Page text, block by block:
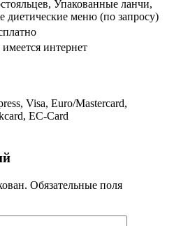
Упакованные ланчи,
диетические меню (по запросу)
интернет
Visa, Euro/Mastercard,
EC-Card
Обязательные поля